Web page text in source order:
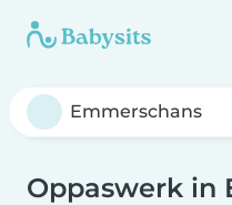
Oppaswerk in